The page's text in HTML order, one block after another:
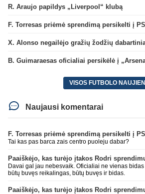
R. Araujo papildys „Liverpool“ klubą
F. Torresas priėmė sprendimą persikelti į
B. Guimaraesas oficialiai persikėlė į
VISOS FUTBOLO
Naujausi komentarai
F. Torresas priėmė sprendimą persikelti į
Tai kas pas barca zais centro puoleju dabar?
Davai gal jau nebesvaik. Oficialiai ne vienas
būtų buvęs reikalingas, būtų buvęs ir bidas.